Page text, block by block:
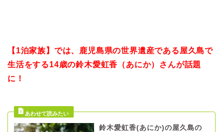
【1泊家族】では、鹿児島県の世界遺産である屋久島で
生活をする14歳の鈴木愛虹香（あにか）さんが話題
に！
鈴木愛虹香(あにか)の屋久島の